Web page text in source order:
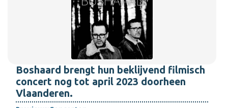
Boshaard brengt hun beklijvend filmisch
concert nog tot april 2023 doorheen
Vlaanderen.